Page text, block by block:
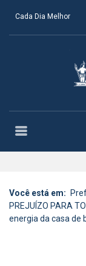
Cada Dia Melhor
Você está em:
PREJUÍZO PARA
energia da casa de